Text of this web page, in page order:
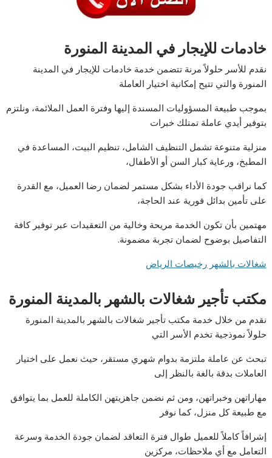
خادمات للإيجار في المدينة المنورة
نقدم للأسر حلولاً مرنة تتضمن خدمة خادمات للإيجار في المدينة
المنورة والتي تتيح إمكانية اختيار العاملة
بموجب طبيعة المسؤوليات المسندة إليها وفترة العمل الملائمة، ونلتزم
بتوفير أيدي عاملة تمتلك خبرات
منزلية متنوعة تشمل التنظيف الشامل، تنظيم البيت، المساعدة في
المطبخ، ورعاية كبار السن أو الأطفال،
كما نراقب جودة الأداء بشكل مستمر لضمان رضا العميل، مع القدرة
على تأمين بدائل فورية عند الحاجة،
مهتمين بأن تكون الخدمة مريحة وخالية من التعقيدات عبر توفير كافة
التفاصيل بوضوح لضمان تجربة مضمونة.
شغالات بالشهر رخيصات الرياض
مكتب تأجير شغالات بالشهر بالمدينة المنورة
نقدم من خلال خدمة مكتب تأجير شغالات بالشهر بالمدينة المنورة
حلولاً نموذجية تخدم الأسر التي
تبحث عن عاملة ملتزمة بدوام شهري مستقر، حيث نعمل على اختيار
العاملات بدقة بالغة بالنظر إلى
مهاراتهن وخبراتهن، ومن ثم نضمن جاهزيتهن الكاملة للعمل بما يتوافق
مع طبيعة كل منزل، كما نوفر
إشرافاً كاملاً للعميل طوال فترة التعاقد لضمان جودة الخدمة وسرعة
التعامل مع أي ملاحظات، مركزين